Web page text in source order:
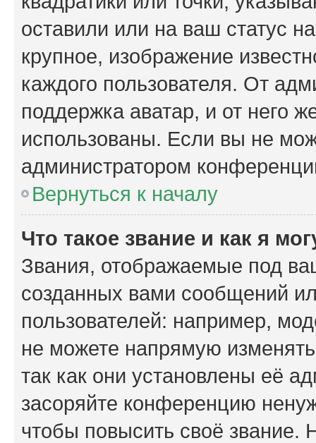
оставили или на ваш статус
крупное, изображение
каждого пользователя. От
поддержка аватар, и от него
использованы. Если вы не
администратором
Вернуться к началу
Что такое звание и как я
Звания, отображаемые под
созданных вами сообщений
пользователей: например,
не можете напрямую
так как они установлены её
засоряйте конференцию
чтобы повысить своё звание.